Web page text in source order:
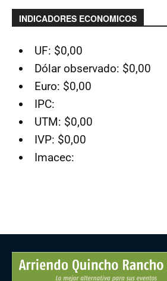
INDICADORES ECONOMICOS
UF: $0,00
Dólar observado: $0,00
Euro: $0,00
IPC:
UTM: $0,00
IVP: $0,00
Imacec: